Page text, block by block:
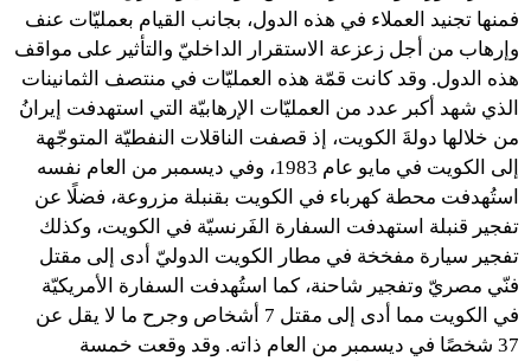
فمنها تجنيد العملاء في هذه الدول، بجانب القيام بعمليّات عنف
وإرهاب من أجل زعزعة الاستقرار الداخليّ والتأثير على مواقف
هذه الدول. وقد كانت قمّة هذه العمليّات في منتصف الثمانينات
الذي شهد أكبر عدد من العمليّات الإرهابيّة التي استهدفت إيرانُ
من خلالها دولةَ الكويت، إذ قصفت الناقلات النفطيّة المتوجّهة
إلى الكويت في مايو عام 1983، وفي ديسمبر من العام نفسه
استُهدفت محطة كهرباء في الكويت بقنبلة مزروعة، فضلًا عن
تفجير قنبلة استهدفت السفارة الفَرنسيّة في الكويت، وكذلك
تفجير سيارة مفخخة في مطار الكويت الدوليّ أدى إلى مقتل
فنّي مصريّ وتفجير شاحنة، كما استُهدفت السفارة الأمريكيّة
في الكويت مما أدى إلى مقتل 7 أشخاص وجرح ما لا يقل عن
37 شخصًا في ديسمبر من العام ذاته. وقد وقعت خمسة